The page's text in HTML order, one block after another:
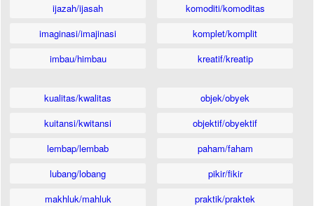
ijazah/ijasah
imaginasi/imajinasi
imbau/himbau
komoditi/komoditas
komplet/komplit
kreatif/kreatip
kualitas/kwalitas
kuitansi/kwitansi
lembap/lembab
lubang/lobang
makhluk/mahluk
objek/obyek
objektif/obyektif
paham/faham
pikir/fikir
praktik/praktek